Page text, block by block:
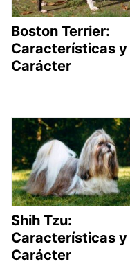
Boston Terrier:
Características y
Carácter
Shih Tzu:
Características y
Carácter